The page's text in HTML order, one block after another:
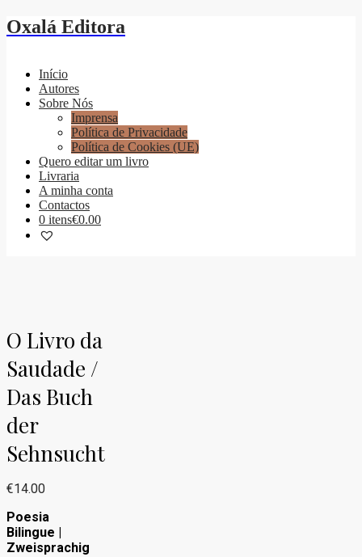
Oxalá Editora
Início
Autores
Sobre Nós
Imprensa
Política de Privacidade
Política de Cookies (UE)
Quero editar um livro
Livraria
A minha conta
Contactos
0 itens€0.00
O Livro da
Saudade /
Das Buch
der
Sehnsucht
€14.00
Poesia
Bilingue |
Zweisprachig